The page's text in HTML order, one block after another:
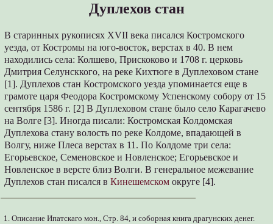
Дуплехов стан
В старинных рукописях XVII века писался Костромского
уезда, от Костромы на юго-восток, верстах в 40. В нем
находились села: Колшево, Прискоково и 1708 г. церковь
Дмитрия Селунсккого, на реке Кихтюге в Дуплеховом стане
[1]. Дуплехов стан Костромского уезда упоминается еще в
грамоте царя Феодора Костромскому Успенскому собору от 15
сентября 1586 г. [2] В Дуплеховом стане было село Карагачево
на Волге [3]. Иногда писали: Костромская Колдомская
Дуплехова стану волость по реке Колдоме, впадающей в
Волгу, ниже Плеса верстах в 11. По Колдоме три села:
Егорьевское, Семеновское и Новленское; Егорьевское и
Новленское в версте близ Волги. В генеральное межевание
Дуплехов стан писался вКинешемском округе [4].
1. Описание Ипатскаго мон., Стр. 84, и соборная книга драгунских денег.